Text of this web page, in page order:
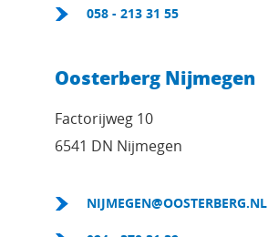
058 - 213 31 55
Oosterberg Nijmegen
Factorijweg 10
6541 DN Nijmegen
NIJMEGEN@OOSTERBERG.NL